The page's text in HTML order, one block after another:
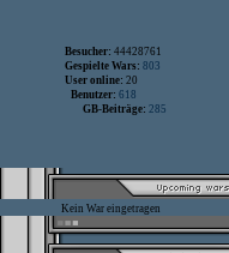
Besucher: 44428761
Gespielte Wars: 803
User online: 20
Benutzer: 618
GB-Beiträge: 285
Kein War eingetragen